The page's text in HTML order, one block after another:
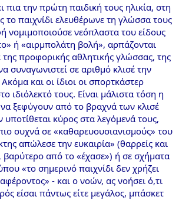
πια την πρώτη παιδική τους ηλικία, στη
το παιχνίδι ελευθέρωνε τη γλώσσα τους
νομιμοποιούσε νεόπλαστα του είδους
ή «αιρμπολάτη βολή», αρπάζονται
προφορικής αθλητικής γλώσσας, της
συναγωνιστεί σε αριθμό κλισέ την
και οι ίδιοι οι σπορτκάστερ
ιδιόλεκτό τους. Είναι μάλιστα τόση η
ξεφύγουν από το βραχνά των κλισέ
κύρος στα λεγόμενά τους,
συχνά σε «καθαρευουσιανισμούς» του
απώλεσε την ευκαιρία» (θαρρείς και
βαρύτερο από το «έχασε») ή σε σχήματα
«το σημερινό παιχνίδι δεν χρήζει
- και ο νοών, ας νοήσει ό,τι
είσαι πάντως είτε μεγάλος, μπάσκετ